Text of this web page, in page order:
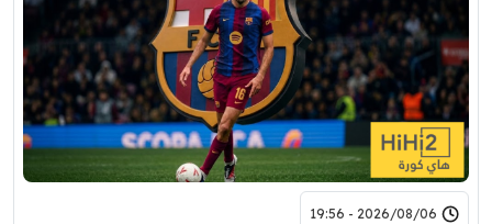
2026/08/06 - 19:56